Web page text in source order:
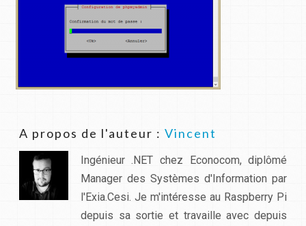
A propos de l'auteur : Vincent
Ingénieur .NET chez Econocom, diplômé
Manager des Systèmes d'Information par
l'Exia.Cesi. Je m'intéresse au Raspberry Pi
depuis sa sortie et travaille avec depuis